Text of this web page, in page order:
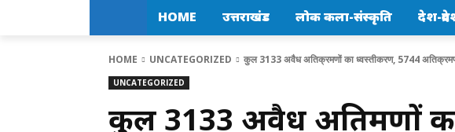
HOME उत्तराखंड लोक कला-संस्कृति देश-
HOME UNCATEGORIZED कुल 3133 अवैध अतिक्रमणों का ध्वस्तीकरण, 5744
UNCATEGORIZED
कुल 3133 अवैध अतिक्रमणों